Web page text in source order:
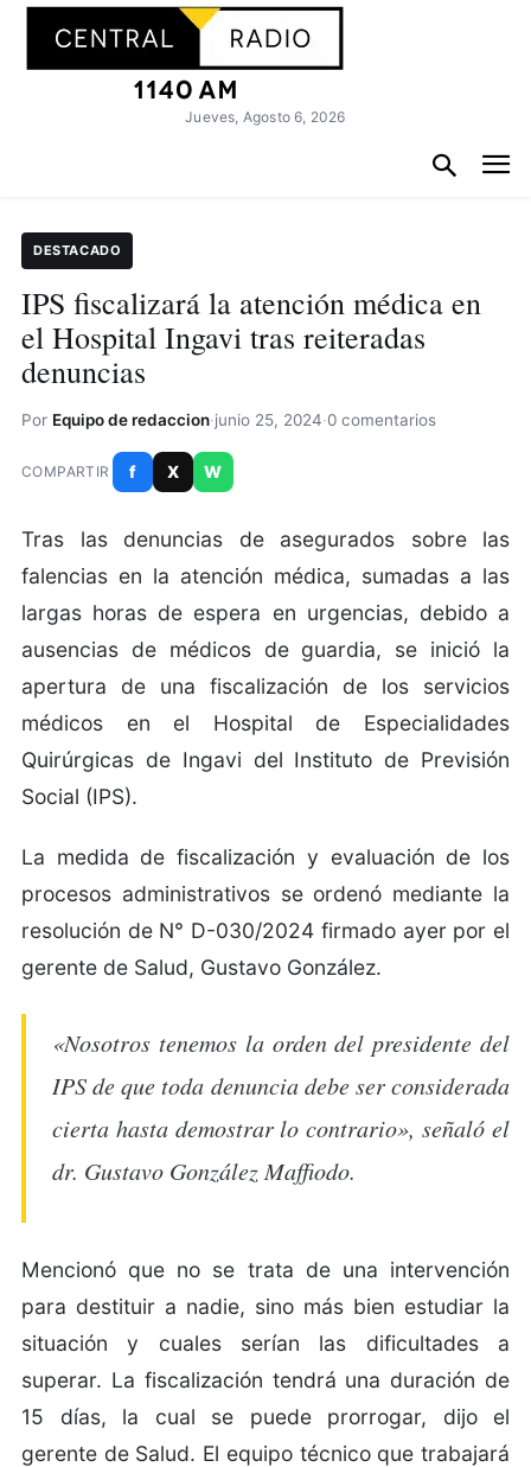
Jueves, Agosto 6, 2026
DESTACADO
IPS fiscalizará la atención médica en
el Hospital Ingavi tras reiteradas
denuncias
Por Equipo de redaccion·junio 25, 2024·0 comentarios
COMPARTIR f X W
Tras las denuncias de asegurados sobre las
falencias en la atención médica, sumadas a las
largas horas de espera en urgencias, debido a
ausencias de médicos de guardia, se inició la
apertura de una fiscalización de los servicios
médicos en el Hospital de Especialidades
Quirúrgicas de Ingavi del Instituto de Previsión
Social (IPS).
La medida de fiscalización y evaluación de los
procesos administrativos se ordenó mediante la
resolución de N° D-030/2024 firmado ayer por el
gerente de Salud, Gustavo González.
«Nosotros tenemos la orden del presidente del
IPS de que toda denuncia debe ser considerada
cierta hasta demostrar lo contrario», señaló el
dr. Gustavo González Maffiodo.
Mencionó que no se trata de una intervención
para destituir a nadie, sino más bien estudiar la
situación y cuales serían las dificultades a
superar. La fiscalización tendrá una duración de
15 días, la cual se puede prorrogar, dijo el
gerente de Salud. El equipo técnico que trabajará